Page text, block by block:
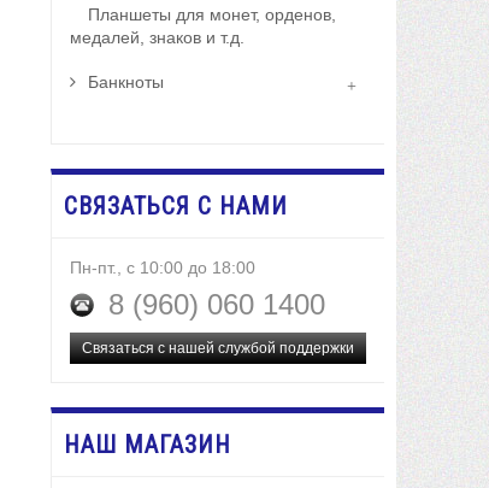
Планшеты для монет, орденов,
медалей, знаков и т.д.
Банкноты
СВЯЗАТЬСЯ С НАМИ
Пн-пт., с 10:00 до 18:00
8 (960) 060 1400
Связаться с нашей службой поддержки
НАШ МАГАЗИН